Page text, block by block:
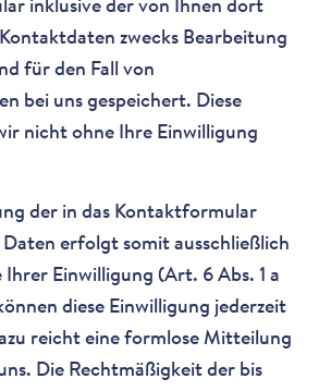
inklusive der von Ihnen dort
zwecks Bearbeitung
für den Fall von
bei uns gespeichert. Diese
nicht ohne Ihre Einwilligung
der in das Kontaktformular
erfolgt somit ausschließlich
Einwilligung (Art. 6 Abs. 1 a
diese Einwilligung jederzeit
reicht eine formlose Mitteilung
Die Rechtmäßigkeit der bis